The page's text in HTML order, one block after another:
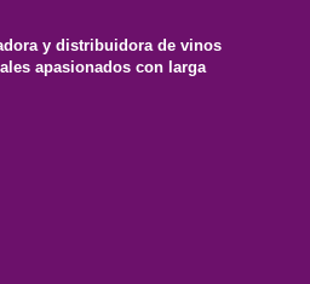
y distribuidora de vinos
apasionados con larga